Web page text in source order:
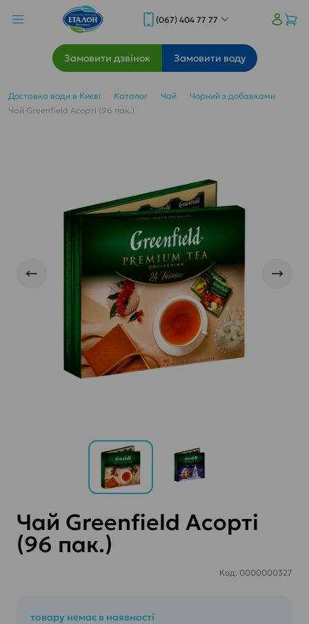
(067) 404 77 77
Замовити дзвінок Замовити воду
Доставка води в Києві Каталог Чай
Чорний з добавками
Чай Greenfield Асорті (96 пак.)
Чай Greenfield Асорті
(96 пак.)
Код: 0000000327
товару немає в наявності